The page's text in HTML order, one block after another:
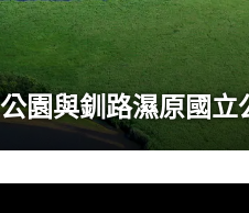
園與釧路濕原國